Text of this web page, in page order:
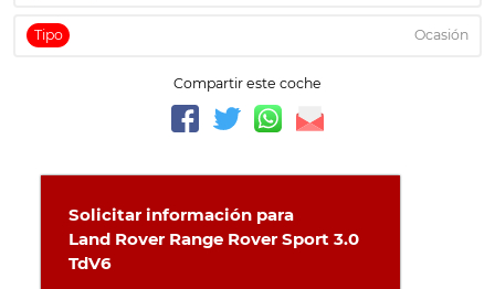
Tipo Ocasión
Compartir este coche
Solicitar información para
Land Rover Range Rover Sport 3.0
TdV6